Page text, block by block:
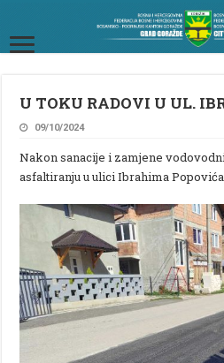
U TOKU RADOVI U UL.
09/10/2024
Nakon sanacije i zamjene
asfaltiranju u ulici Ibrahima Popovića.